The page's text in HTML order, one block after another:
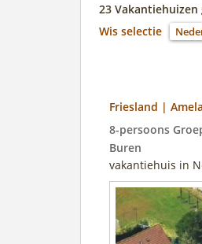
23
Wis selectie
Friesland |
8-persoons
Buren
vakantiehuis in